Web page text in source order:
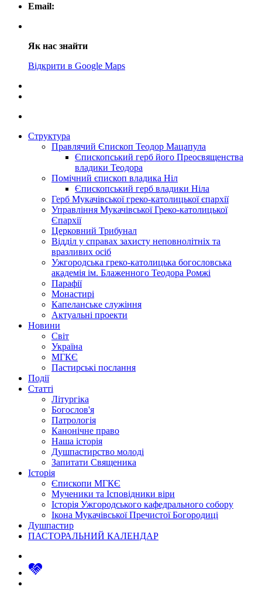
Email:
Як нас знайти
Відкрити в Google Maps
Структура
Правлячий Єпископ Теодор Мацапула
Єпископський герб його Преосвященства
владики Теодора
Помічний єпископ владика Ніл
Єпископський герб владики Ніла
Герб Мукачівської греко-католицької єпархії
Управління Мукачівської Греко-католицької
Єпархії
Церковний Трибунал
Відділ у справах захисту неповнолітніх та
вразливих осіб
Ужгородська греко-католицька богословська
академія ім. Блаженного Теодора Ромжі
Парафії
Монастирі
Капеланське служіння
Актуальні проекти
Новини
Світ
Україна
МГКЄ
Пастирські послання
Події
Статті
Літургіка
Богослов'я
Патрологія
Канонічне право
Наша історія
Душпастирство молоді
Запитати Священика
Історія
Єпископи МГКЄ
Мученики та Ісповідники віри
Історія Ужгородського кафедрального собору
Ікона Мукачівської Пречистої Богородиці
Душпастир
ПАСТОРАЛЬНИЙ КАЛЕНДАР